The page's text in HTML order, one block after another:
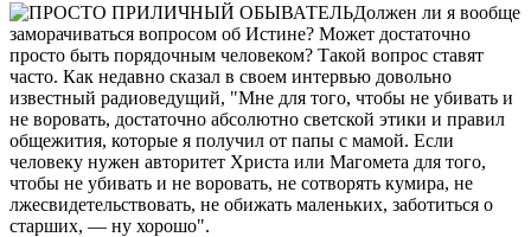
Должен ли я вообще
заморачиваться вопросом об Истине? Может достаточно
просто быть порядочным человеком? Такой вопрос ставят
часто. Как недавно сказал в своем интервью довольно
известный радиоведущий, "Мне для того, чтобы не убивать и
не воровать, достаточно абсолютно светской этики и правил
общежития, которые я получил от папы с мамой. Если
человеку нужен авторитет Христа или Магомета для того,
чтобы не убивать и не воровать, не сотворять кумира, не
лжесвидетельствовать, не обижать маленьких, заботиться о
старших, — ну хорошо".